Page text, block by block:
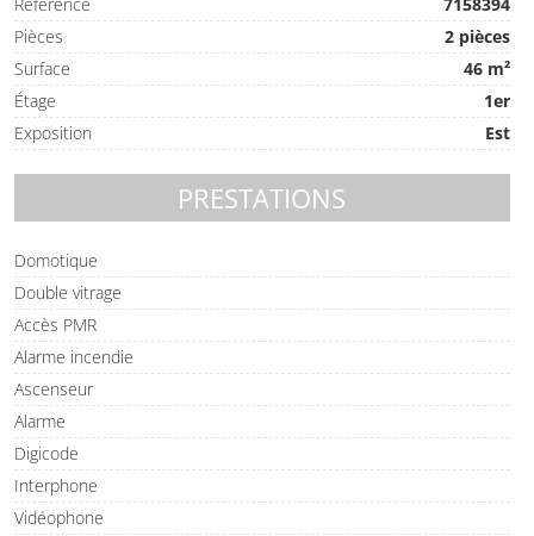
Pièces
2 pièces
Surface
46 m²
Étage
1er
Exposition
Est
PRESTATIONS
Domotique
Double vitrage
Accès PMR
Alarme incendie
Ascenseur
Alarme
Digicode
Interphone
Vidéophone